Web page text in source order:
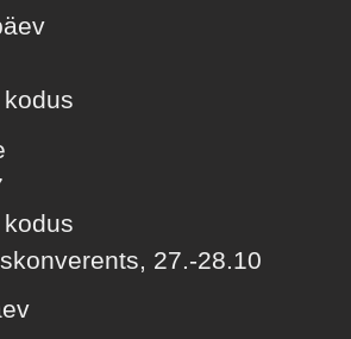
27.-28.10